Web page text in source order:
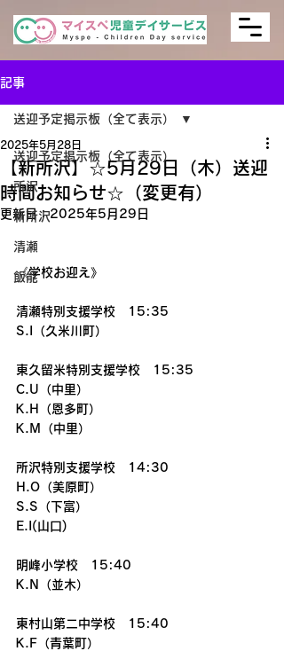
記事
送迎予定掲示板（全て表示）
所沢
新所沢
清瀬
飯能
送迎予定掲示板（全て表示）
【新所沢】☆5月29日（木）送迎
時間お知らせ☆（変更有）
2025年5月28日
更新日：2025年5月29日
《学校お迎え》
清瀬特別支援学校　15:35
S.I（久米川町）
東久留米特別支援学校　15:35
C.U（中里）
K.H（恩多町）
K.M（中里）
所沢特別支援学校　14:30
H.O（美原町）
S.S（下富）
E.I(山口)
明峰小学校　15:40
K.N（並木）
東村山第二中学校　15:40
K.F（青葉町）